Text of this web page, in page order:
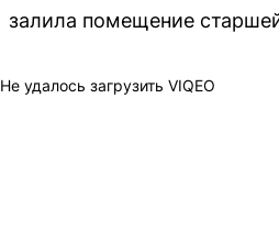
залила помещение
Не удалось загрузить VIQEO